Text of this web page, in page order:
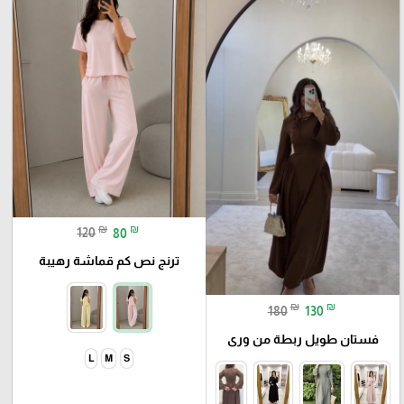
180 ₪ 130 ₪
فستان طويل ربطة من ورى
120 ₪ 80 ₪
ترنج نص كم قماشة رهيبة
S
M
L